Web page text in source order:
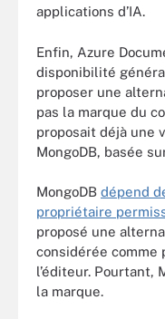
applications d’IA.
Enfin, Azure
disponibilité
proposer une
pas la marque du
proposait déjà une
MongoDB, basée
MongoDB dépend
propriétaire
proposé une
considérée comme
l’éditeur. Pourtant,
la marque.